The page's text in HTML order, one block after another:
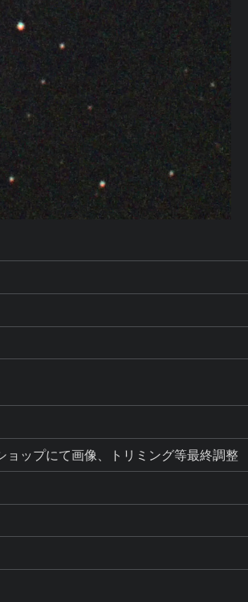
ップにて画像、トリミング等最終調整